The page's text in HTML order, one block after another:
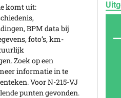
komt uit:
BPM data bij
foto’s, km-
Zoek op een
informatie in te
Voor N-215-VJ
punten gevonden.